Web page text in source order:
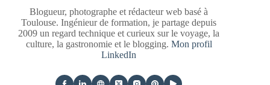
Blogueur, photographe et rédacteur web basé à
Toulouse. Ingénieur de formation, je partage depuis
2009 un regard technique et curieux sur le voyage, la
culture, la gastronomie et le blogging. Mon profil
LinkedIn